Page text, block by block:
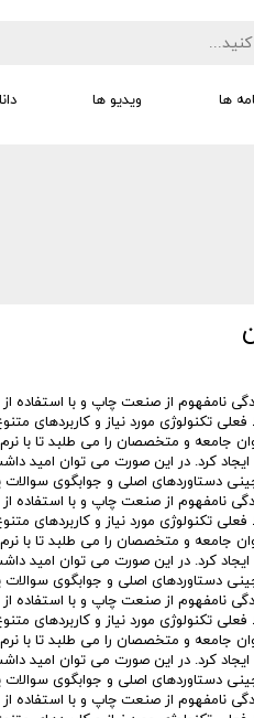
ها ویدیو ها
نامفهوم از صنعت چاپ و با استفاده
تکنولوژی مورد نیاز و کاربردهای
جامعه و متخصصان را می طلبد تا با
کرد. در این صورت می توان امید
دستاوردهای اصلی و جوابگوی
نامفهوم از صنعت چاپ و با استفاده
تکنولوژی مورد نیاز و کاربردهای
جامعه و متخصصان را می طلبد تا با
کرد. در این صورت می توان امید
دستاوردهای اصلی و جوابگوی
نامفهوم از صنعت چاپ و با استفاده
تکنولوژی مورد نیاز و کاربردهای
جامعه و متخصصان را می طلبد تا با
کرد. در این صورت می توان امید
دستاوردهای اصلی و جوابگوی
نامفهوم از صنعت چاپ و با استفاده